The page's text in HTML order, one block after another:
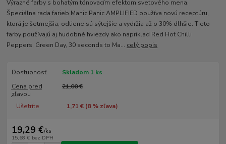
Výrazné farby s bohatým tónovacím efektom svetového mena.
Špeciálna rada farieb Manic Panic AMPLIFIED používa novú receptúru,
ktorá je šetrnejšia, odtiene sú sýtejšie a vydržia až o 30% dlhšie. Tieto
farby používajú aj hudobné hviezdy ako napríklad Red Hot Chilli
Peppers, Green Day, 30 seconds to Ma... celý popis
Dostupnosť
Skladom 1 ks
Cena pred
zľavou
21,00 €
Ušetríte 1,71 € (8% zľava)
19,29 €/ks
15,68 € bez DPH